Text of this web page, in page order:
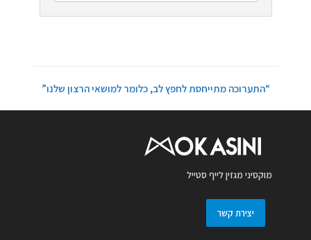
“התערוכה מתייחסת לחפץ לב, כלומר למושאי הרצון שלנו”
מוקסיני מגזין לייף סטייל
יצירת קשר